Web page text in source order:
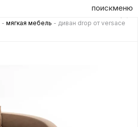
поискменю
- мягкая мебель - диван drop от versace